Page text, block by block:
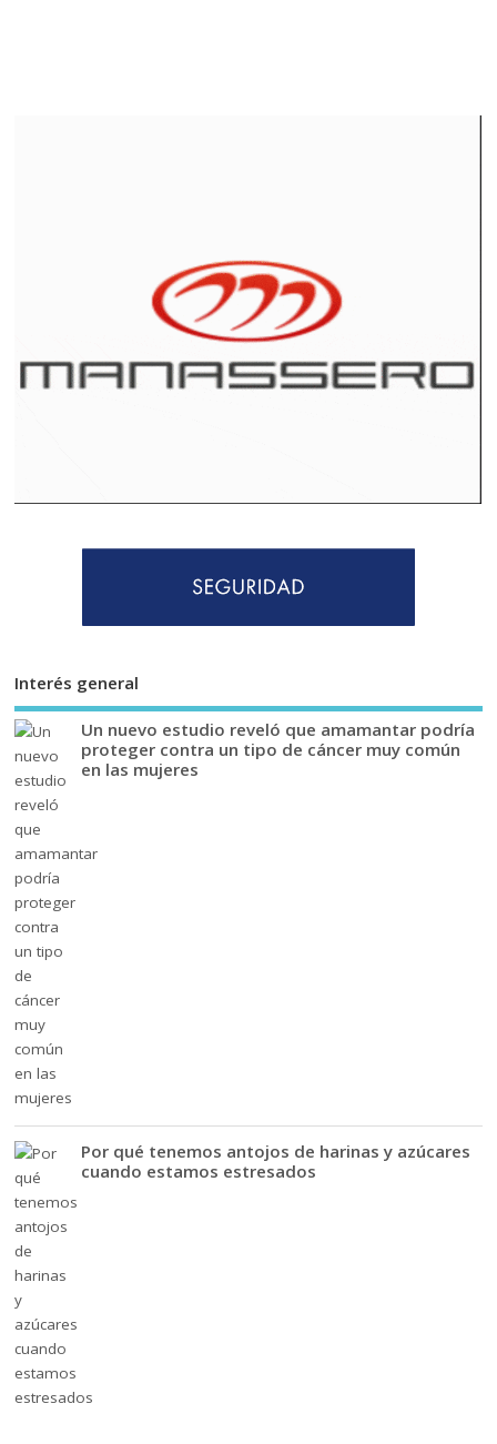
Interés general
Un nuevo estudio reveló que amamantar podría
proteger contra un tipo de cáncer muy común
en las mujeres
Por qué tenemos antojos de harinas y azúcares
cuando estamos estresados